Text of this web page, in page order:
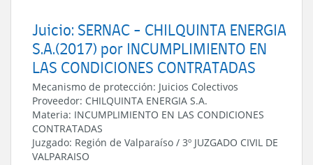
Juicio: SERNAC - CHILQUINTA ENERGIA
S.A.(2017) por INCUMPLIMIENTO EN
LAS CONDICIONES CONTRATADAS
Mecanismo de protección: Juicios Colectivos
Proveedor: CHILQUINTA ENERGIA S.A.
Materia: INCUMPLIMIENTO EN LAS CONDICIONES
CONTRATADAS
Juzgado: Región de Valparaíso / 3º JUZGADO CIVIL DE
VALPARAISO